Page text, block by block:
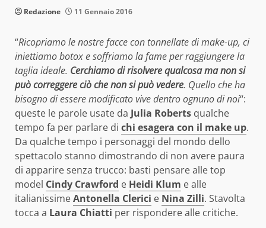
Redazione 11 Gennaio 2016
“Ricopriamo le nostre facce con tonnellate di make-up, ci
iniettiamo botox e soffriamo la fame per raggiungere la
taglia ideale. Cerchiamo di risolvere qualcosa ma non si
può correggere ciò che non si può vedere. Quello che ha
bisogno di essere modificato vive dentro ognuno di noi“:
queste le parole usate da Julia Roberts qualche
tempo fa per parlare di chi esagera con il make up.
Da qualche tempo i personaggi del mondo dello
spettacolo stanno dimostrando di non avere paura
di apparire senza trucco: basti pensare alle top
model Cindy Crawford e Heidi Klum e alle
italianissimeAntonella Clerici e Nina Zilli. Stavolta
tocca a Laura Chiatti per rispondere alle critiche.